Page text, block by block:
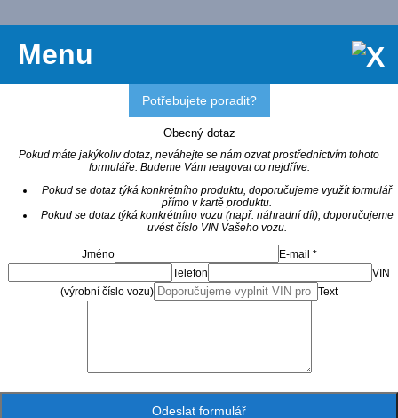
Menu
Potřebujete poradit?
Obecný dotaz
Pokud máte jakýkoliv dotaz, neváhejte se nám ozvat prostřednictvím tohoto
formuláře. Budeme Vám reagovat co nejdříve.
Pokud se dotaz týká konkrétního produktu, doporučujeme využít formulář
přímo v kartě produktu.
Pokud se dotaz týká konkrétního vozu (např. náhradní díl), doporučujeme
uvést číslo VIN Vašeho vozu.
Jméno
E-mail *
Telefon
VIN
(výrobní číslo vozu)
Text
Odeslat formulář